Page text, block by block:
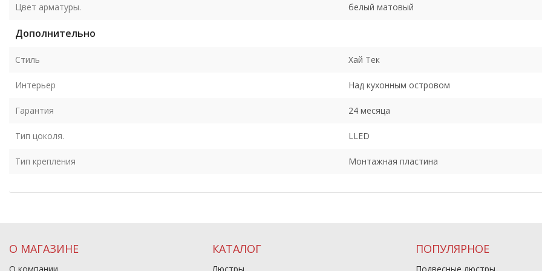
Цвет арматуры. белый матовый
Дополнительно
Стиль Хай Тек
Интерьер Над кухонным островом
Гарантия 24 месяца
Тип цоколя. LLED
Тип крепления Монтажная пластина
О МАГАЗИНЕ КАТАЛОГ ПОПУЛЯРНОЕ